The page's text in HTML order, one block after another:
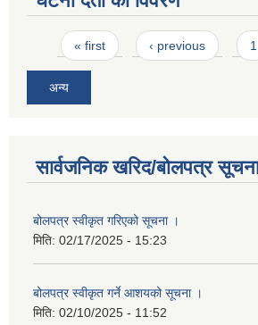
Pages
« first ‹ previous 1
अन्य
सार्वजनिक खरिद/बोलपत्र
बोलपत्र स्वीकृत गरिएको सूचना ।
मिति: 02/17/2025 - 15:23
बोलपत्र स्वीकृत गर्ने आशयको सूचना ।
मिति: 02/10/2025 - 11:52